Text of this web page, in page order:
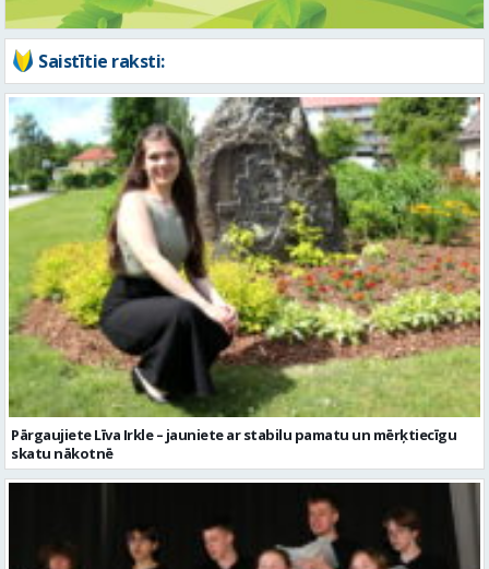
Pārgaujiete Līva Irkle – jauniete ar stabilu pamatu un mērķtiecīgu
skatu nākotnē